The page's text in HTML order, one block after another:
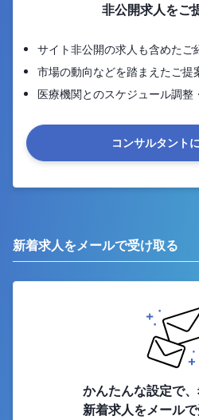
非公開求人をご
サイト非公開の求人も含めたご
市場の動向などを踏まえたご提
医療機関とのスケジュール調整
コンサルタント
新着求人をメールで受け取る
かんたんな設定で
新着求人をメール